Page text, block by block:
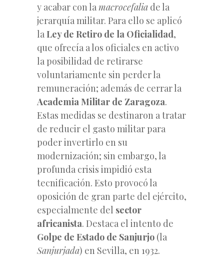
y acabar con lamacrocefalia de la
jerarquía militar. Para ello se aplicó
laLey de Retiro de la Oficialidad,
que ofrecía a los oficiales en activo
la posibilidad de retirarse
voluntariamente sin perder la
remuneración; además de cerrar la
Academia Militar de Zaragoza.
Estas medidas se destinaron a tratar
de reducir el gasto militar para
poder invertirlo en su
modernización; sin embargo, la
profunda crisis impidió esta
tecnificación. Esto provocó la
oposición de gran parte del ejército,
especialmente del sector
africanista. Destaca el intento de
Golpe de Estado de Sanjurjo (la
Sanjurjada) en Sevilla, en 1932.